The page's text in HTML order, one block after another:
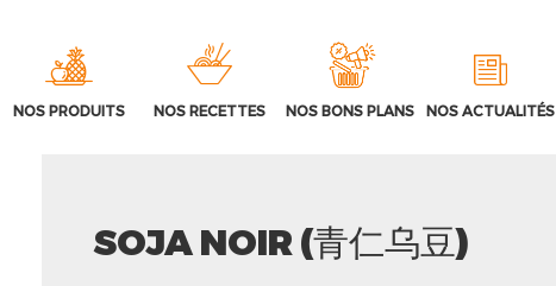
NOS PRODUITS NOS RECETTES NOS BONS PLANS NOS ACTUALITÉS
SOJA NOIR (青仁乌豆)